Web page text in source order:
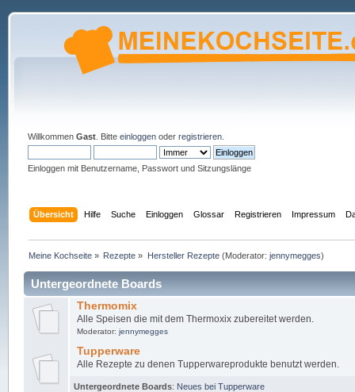
Willkommen Gast. Bitte einloggenoder registrieren.
Einloggen mit Benutzername, Passwort und Sitzungslänge
Übersicht Hilfe Suche Einloggen Glossar Registrieren Impressum
Meine Kochseite » Rezepte » Hersteller Rezepte(Moderator: jennymegges)
Untergeordnete Boards
Thermomix
Alle Speisen die mit dem Thermoxix zubereitet werden.
Moderator: jennymegges
Tupperware
Alle Rezepte zu denen Tupperwareprodukte benutzt werden.
Untergeordnete Boards: Neues bei Tupperware